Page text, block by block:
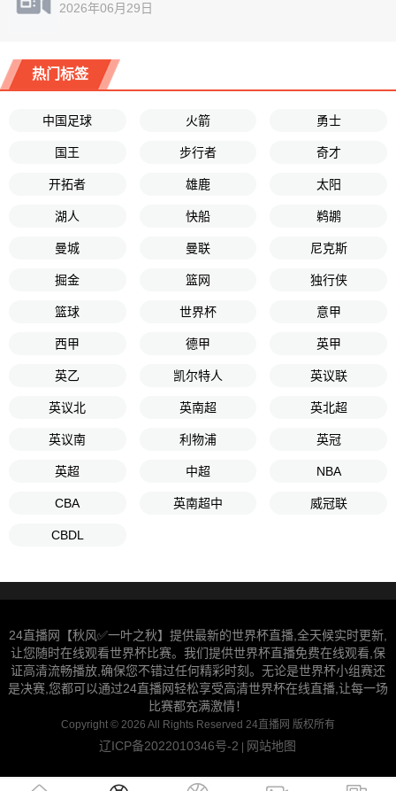
2026年06月29日
热门标签
中国足球 火箭 勇士
国王 步行者 奇才
开拓者 雄鹿 太阳
湖人 快船 鹈鹕
曼城 曼联 尼克斯
掘金 篮网 独行侠
篮球 世界杯 意甲
西甲 德甲 英甲
英乙 凯尔特人 英议联
英议北 英南超 英北超
英议南 利物浦 英冠
英超 中超 NBA
CBA 英南超中 威冠联
CBDL
24直播网【秋风✅一叶之秋】提供最新的世界杯直播,全天候实时更新,
让您随时在线观看世界杯比赛。我们提供世界杯直播免费在线观看,保
证高清流畅播放,确保您不错过任何精彩时刻。无论是世界杯小组赛还
是决赛,您都可以通过24直播网轻松享受高清世界杯在线直播,让每一场
比赛都充满激情！
Copyright © 2026 All Rights Reserved 24直播网 版权所有
辽ICP备2022010346号-2 网站地图